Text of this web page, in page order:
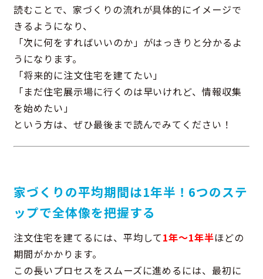
読むことで、家づくりの流れが具体的にイメージで
きるようになり、
「次に何をすればいいのか」がはっきりと分かるよ
うになります。
「将来的に注文住宅を建てたい」
「まだ住宅展示場に行くのは早いけれど、情報収集
を始めたい」
という方は、ぜひ最後まで読んでみてください！
家づくりの平均期間は1年半！6つのステ
ップで全体像を把握する
注文住宅を建てるには、平均して1年〜1年半ほどの
期間がかかります。
この長いプロセスをスムーズに進めるには、最初に